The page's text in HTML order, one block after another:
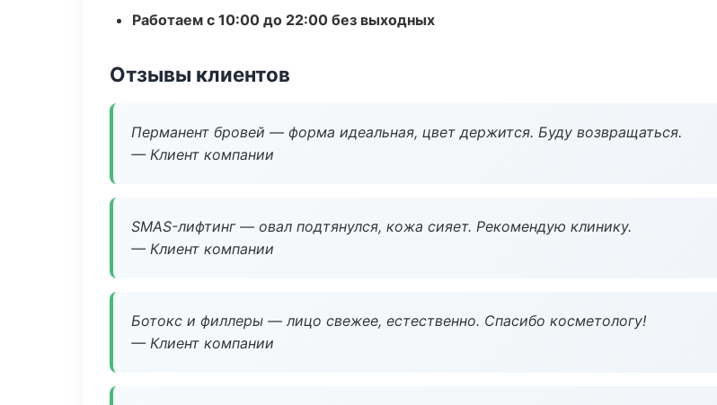
Работаем с 10:00 до 22:00 без выходных
Отзывы клиентов
Перманент бровей — форма идеальная, цвет держится. Буду возвращаться.
— Клиент компании
SMAS-лифтинг — овал подтянулся, кожа сияет. Рекомендую клинику.
— Клиент компании
Ботокс и филлеры — лицо свежее, естественно. Спасибо косметологу!
— Клиент компании